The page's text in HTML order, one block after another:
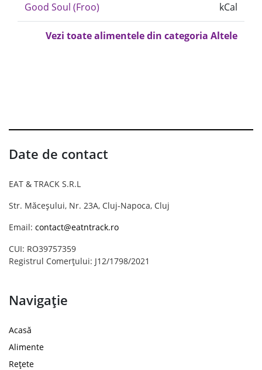
Good Soul (Froo)
kCal
Vezi toate alimentele din categoria Altele
Date de contact
EAT & TRACK S.R.L
Str. Măceșului, Nr. 23A, Cluj-Napoca, Cluj
Email: contact@eatntrack.ro
CUI: RO39757359
Registrul Comerțului: J12/1798/2021
Navigație
Acasă
Alimente
Rețete